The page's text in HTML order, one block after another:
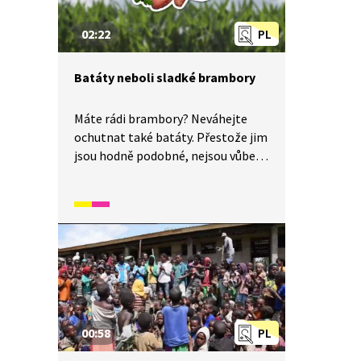
a při běhu jim slouží jako atletická
tretra.
PL
02:22
Batáty neboli sladké brambory
Máte rádi brambory? Neváhejte
ochutnat také batáty. Přestože jim
jsou hodně podobné, nejsou vůbec
mají více vitamínů a jsou starší.
Proto jsou také dražší než
brambory. Údajně se také jedná
o jedno z prvních jídel, které člověk
jedl. V Peru se našly zbytky batátů
staré přes 10 000 let.
PL
00:58